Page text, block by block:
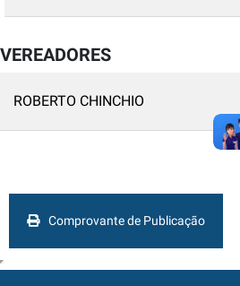
VEREADORES
ROBERTO CHINCHIO
Comprovante de Publicação